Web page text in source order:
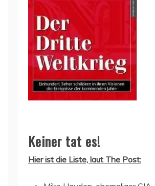
Keiner tat es!
Hier ist die Liste, laut The Post: